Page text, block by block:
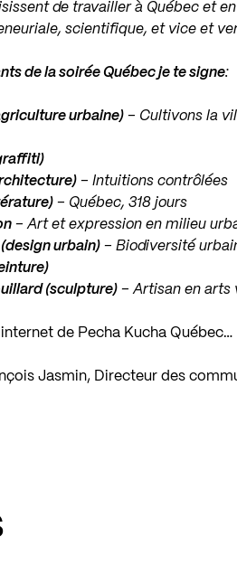
de travailler à Québec et
scientifique, et vice et
de la soirée Québec je te signe:
urbaine) – Cultivons la
– Intuitions contrôlées
– Québec, 318 jours
– Art et expression en milieu
urbain) – Biodiversité
(sculpture) – Artisan en arts
de Pecha Kucha Québec…
Jasmin, Directeur des